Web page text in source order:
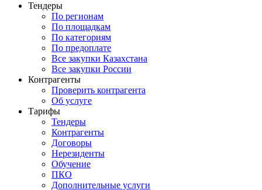
Тендеры
По регионам
По площадкам
По категориям
По предоплате
Все закупки Казахстана
Все закупки России
Контрагенты
Проверить контрагента
Об услуге
Тарифы
Тендеры
Контрагенты
Договоры
Нерезиденты
Обучение
ПКО
Дополнительные услуги